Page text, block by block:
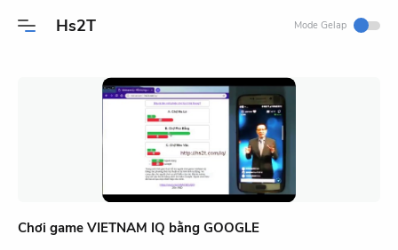
Hs2T Mode Gelap
Chơi game VIETNAM IQ bằng GOOGLE